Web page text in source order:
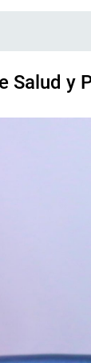
Salud y